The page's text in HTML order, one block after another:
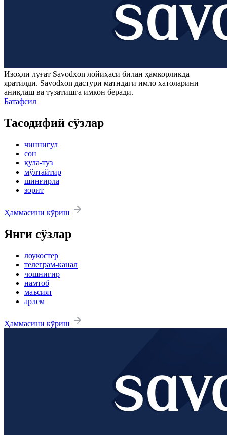
Изоҳли луғат Savodxon лойиҳаси билан ҳамкорликда
яратилди. Savodxon дастури матндаги имло хатоларини
аниқлаш ва тузатишга имкон беради.
Батафсил
Тасодифий сўзлар
чиннигул
сон
қула-туз
мўлтайтир
шинғирла
зорит
Ҳаммасини кўриш
Янги сўзлар
лоукостер
телеграм-канал
чошнигир
намтоб
маъсият
арлем
Ҳаммасини кўриш